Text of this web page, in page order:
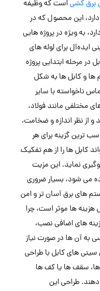
برق ‌کشیاست که وظیفه
این محصول که در
به ‌ویژه در پروژه ‌هایی
ایده‌آل برای لوله‌ های
مرحله ابتدایی پروژه
‌ها و کابل ‌ها به شکل
ناخواسته با سایر
مختلفی مانند فولاد،
از نظر اندازه و ضخامت،
‌ترین گزینه برای هر
کابل‌ ها را از هم تفکیک
نماید. این مزیت
می ‌شود، بسیار ضروری
‌های برق آسان ‌تر و امن
‌ها موثر است، چرا
‌های اضافی نصب،
به آن ‌ها در صورت نیاز
سینی ‌های کابل با طراحی
ها، سقف‌ ها یا کف ‌ها
طراحی این